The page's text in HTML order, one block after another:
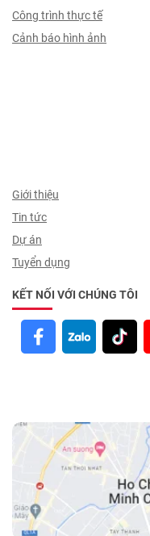
thuỷ
Công trình thực tế
Cảnh báo hình ảnh
Giới thiệu
Tin tức
Dự án
Tuyển dụng
KẾT NỐI VỚI CHÚNG TÔI